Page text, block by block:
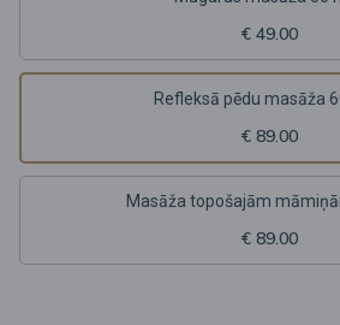
€ 49.00
Refleksā pēdu masāža
€ 89.00
Masāža topošajām
€ 89.00